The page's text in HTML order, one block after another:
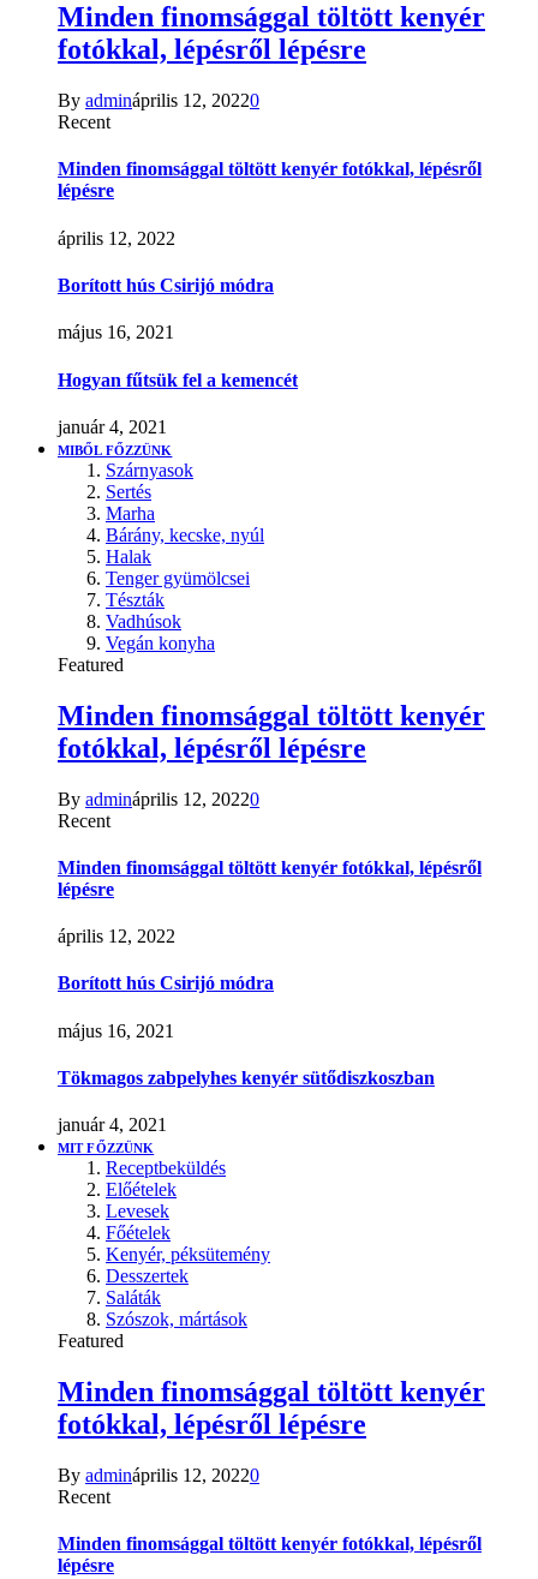
Minden finomsággal töltött kenyér
fotókkal, lépésről lépésre
By admináprilis 12, 20220
Recent
Minden finomsággal töltött kenyér fotókkal, lépésről
lépésre
április 12, 2022
Borított hús Csirijó módra
május 16, 2021
Hogyan fűtsük fel a kemencét
január 4, 2021
MIBŐL FŐZZÜNK
Szárnyasok
Sertés
Marha
Bárány, kecske, nyúl
Halak
Tenger gyümölcsei
Tészták
Vadhúsok
Vegán konyha
Featured
Minden finomsággal töltött kenyér
fotókkal, lépésről lépésre
By admináprilis 12, 20220
Recent
Minden finomsággal töltött kenyér fotókkal, lépésről
lépésre
április 12, 2022
Borított hús Csirijó módra
május 16, 2021
Tökmagos zabpelyhes kenyér sütődiszkoszban
január 4, 2021
MIT FŐZZÜNK
Receptbeküldés
Előételek
Levesek
Főételek
Kenyér, péksütemény
Desszertek
Saláták
Szószok, mártások
Featured
Minden finomsággal töltött kenyér
fotókkal, lépésről lépésre
By admináprilis 12, 20220
Recent
Minden finomsággal töltött kenyér fotókkal, lépésről
lépésre